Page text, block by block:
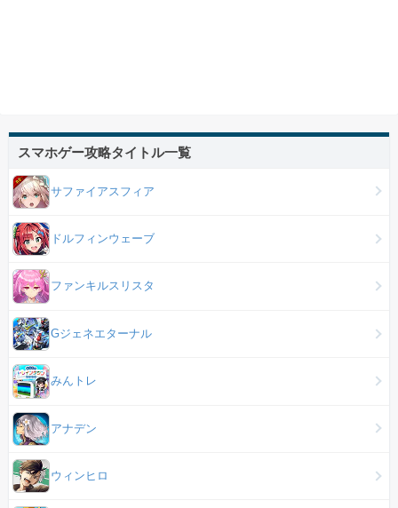
スマホゲー攻略タイトル一覧
サファイアスフィア
ドルフィンウェーブ
ファンキルスリスタ
Gジェネエターナル
みんトレ
アナデン
ウィンヒロ